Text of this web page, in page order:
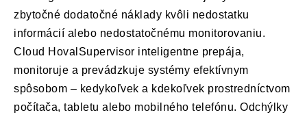
zbytočné dodatočné náklady kvôli nedostatku
informácií alebo nedostatočnému monitorovaniu.
Cloud HovalSupervisor inteligentne prepája,
monitoruje a prevádzkuje systémy efektívnym
spôsobom – kedykoľvek a kdekoľvek prostredníctvom
počítača, tabletu alebo mobilného telefónu. Odchýlky